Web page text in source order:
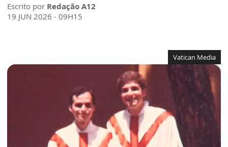
Escrito por Redação A12
19 JUN 2026 - 09H15
Vatican Media